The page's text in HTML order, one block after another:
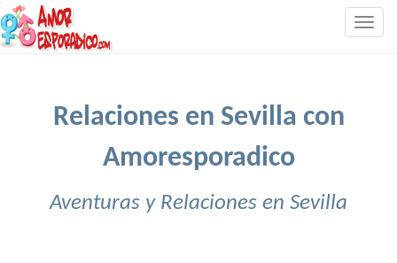
Relaciones en Sevilla con
Amoresporadico
Aventuras y Relaciones en Sevilla